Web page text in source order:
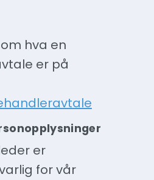
hva en
er på
er
for vår